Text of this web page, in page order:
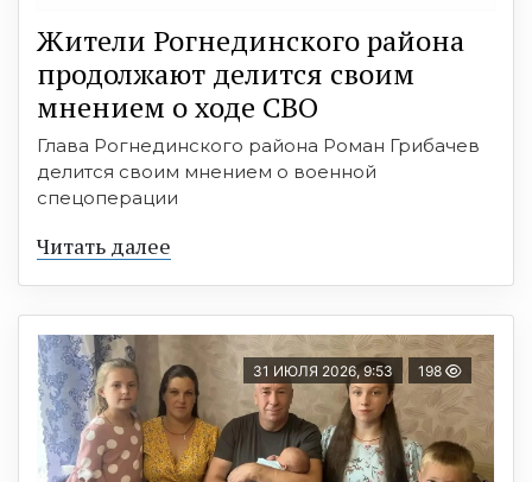
Жители Рогнединского района
продолжают делится своим
мнением о ходе СВО
Глава Рогнединского района Роман Грибачев
делится своим мнением о военной
спецоперации
Читать далее
31 ИЮЛЯ 2026, 9:53 198